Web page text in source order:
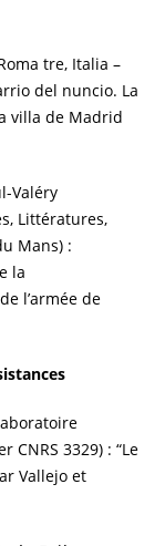
tre, Italia –
del nuncio. La
villa de Madrid
Valéry
Littératures,
Mans) :
la
l’armée de
CNRS 3329) : “Le
Vallejo et